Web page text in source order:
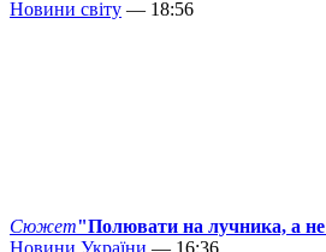
Новини світу — 18:56
Сюжет"Полювати на лучника, а не